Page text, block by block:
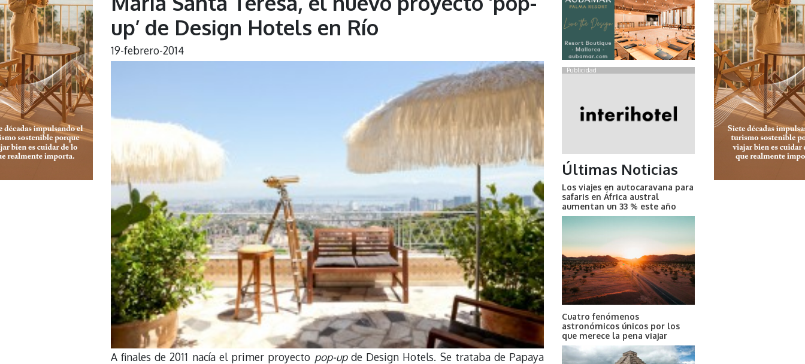
up’ de Design Hotels en Río
19-febrero-2014
A finales de 2011 nacía el primer proyecto pop-upde Design Hotels. Se trataba de Papaya
Publicidad
Últimas Noticias
Los viajes en autocaravana para
safaris en África austral
aumentan un 33 % este año
Cuatro fenómenos
astronómicos únicos por los
que merece la pena viajar